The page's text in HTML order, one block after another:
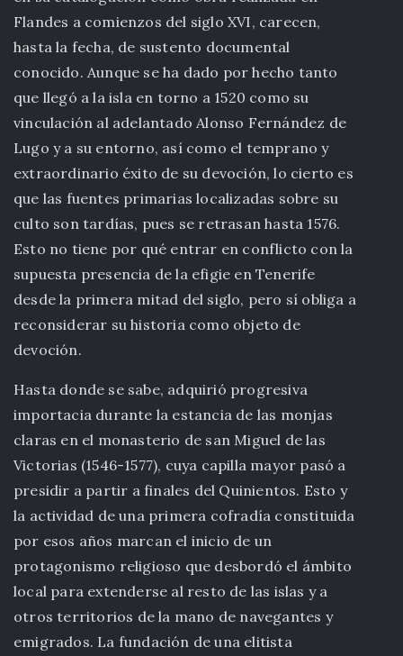
Flandes a comienzos del siglo XVI, carecen,
hasta la fecha, de sustento documental
conocido. Aunque se ha dado por hecho tanto
que llegó a la isla en torno a 1520 como su
vinculación al adelantado Alonso Fernández de
Lugo y a su entorno, así como el temprano y
extraordinario éxito de su devoción, lo cierto es
que las fuentes primarias localizadas sobre su
culto son tardías, pues se retrasan hasta 1576.
Esto no tiene por qué entrar en conflicto con la
supuesta presencia de la efigie en Tenerife
desde la primera mitad del siglo, pero sí obliga a
reconsiderar su historia como objeto de
devoción.
Hasta donde se sabe, adquirió progresiva
importacia durante la estancia de las monjas
claras en el monasterio de san Miguel de las
Victorias (1546-1577), cuya capilla mayor pasó a
presidir a partir a finales del Quinientos. Esto y
la actividad de una primera cofradía constituida
por esos años marcan el inicio de un
protagonismo religioso que desbordó el ámbito
local para extenderse al resto de las islas y a
otros territorios de la mano de navegantes y
emigrados. La fundación de una elitista